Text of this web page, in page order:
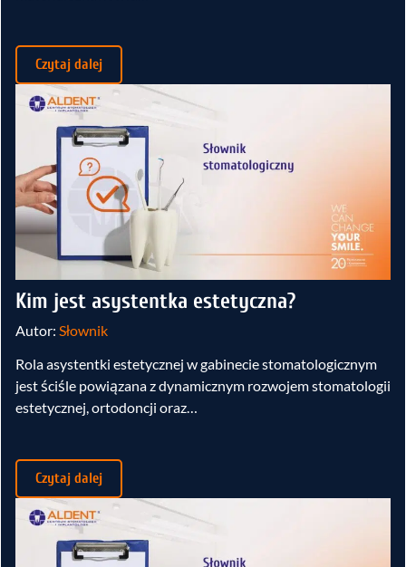
Czytaj dalej
Kim jest asystentka estetyczna?
Autor: Słownik
Rola asystentki estetycznej w gabinecie stomatologicznym
jest ściśle powiązana z dynamicznym rozwojem stomatologii
estetycznej, ortodoncji oraz…
Czytaj dalej